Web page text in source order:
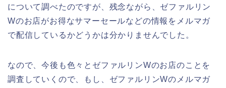
について調べたのですが、残念ながら、ゼファルリン
Wのお店がお得なサマーセールなどの情報をメルマガ
で配信しているかどうかは分かりませんでした。
なので、今後も色々とゼファルリンWのお店のことを
調査していくので、もし、ゼファルリンWのメルマガ